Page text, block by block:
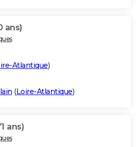
ans)
Atlantique)
(Loire-Atlantique)
ans)